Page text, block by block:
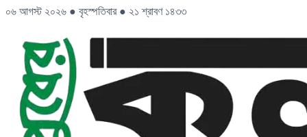
০৬ আগস্ট ২০২৬ ● বৃহস্পতিবার ● ২১ শ্রাবণ ১৪৩৩